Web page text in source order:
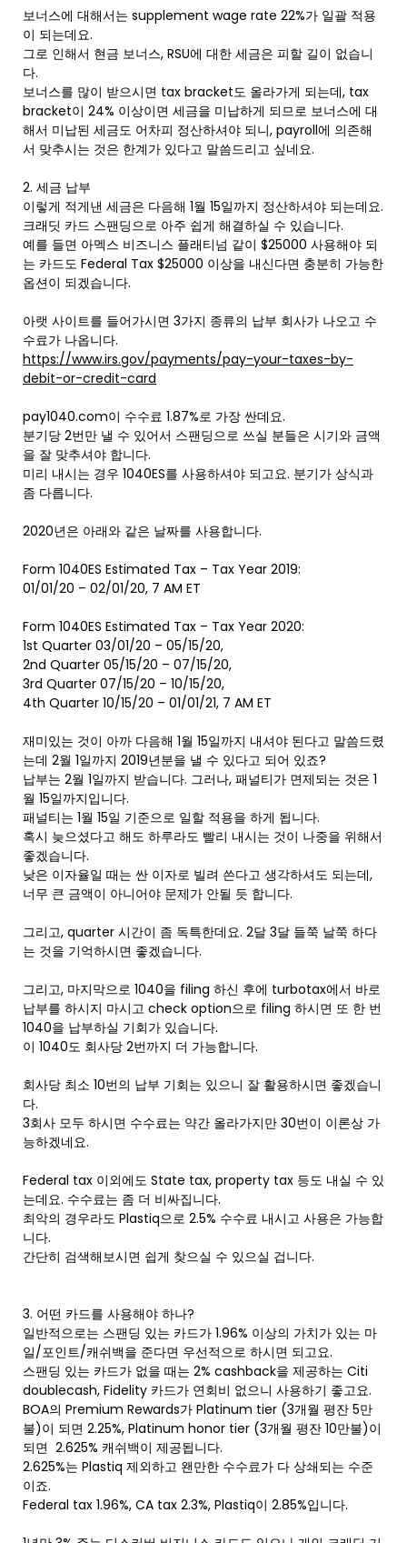
보너스에 대해서는 supplement wage rate 22%가 일괄 적용
이 되는데요.
그로 인해서 현금 보너스, RSU에 대한 세금은 피할 길이 없습니
다.
보너스를 많이 받으시면 tax bracket도 올라가게 되는데, tax
bracket이 24% 이상이면 세금을 미납하게 되므로 보너스에 대
해서 미납된 세금도 어차피 정산하셔야 되니, payroll에 의존해
서 맞추시는 것은 한계가 있다고 말씀드리고 싶네요.
2. 세금 납부
이렇게 적게낸 세금은 다음해 1월 15일까지 정산하셔야 되는데요.
크래딧 카드 스팬딩으로 아주 쉽게 해결하실 수 있습니다.
예를 들면 아멕스 비즈니스 플래티넘 같이 $25000 사용해야 되
는 카드도 Federal Tax $25000 이상을 내신다면 충분히 가능한
옵션이 되겠습니다.
아랫 사이트를 들어가시면 3가지 종류의 납부 회사가 나오고 수
수료가 나옵니다.
https://www.irs.gov/payments/pay-your-taxes-by-
debit-or-credit-card
pay1040.com이 수수료 1.87%로 가장 싼데요.
분기당 2번만 낼 수 있어서 스팬딩으로 쓰실 분들은 시기와 금액
을 잘 맞추셔야 합니다.
미리 내시는 경우 1040ES를 사용하셔야 되고요. 분기가 상식과
좀 다릅니다.
2020년은 아래와 같은 날짜를 사용합니다.
Form 1040ES Estimated Tax – Tax Year 2019:
01/01/20 – 02/01/20, 7 AM ET
Form 1040ES Estimated Tax – Tax Year 2020:
1st Quarter 03/01/20 – 05/15/20,
2nd Quarter 05/15/20 – 07/15/20,
3rd Quarter 07/15/20 – 10/15/20,
4th Quarter 10/15/20 – 01/01/21, 7 AM ET
재미있는 것이 아까 다음해 1월 15일까지 내셔야 된다고 말씀드렸
는데 2월 1일까지 2019년분을 낼 수 있다고 되어 있죠?
납부는 2월 1일까지 받습니다. 그러나, 패널티가 면제되는 것은 1
월 15일까지입니다.
패널티는 1월 15일 기준으로 일할 적용을 하게 됩니다.
혹시 늦으셨다고 해도 하루라도 빨리 내시는 것이 나중을 위해서
좋겠습니다.
낮은 이자율일 때는 싼 이자로 빌려 쓴다고 생각하셔도 되는데,
너무 큰 금액이 아니어야 문제가 안될 듯 합니다.
그리고, quarter 시간이 좀 독특한데요. 2달 3달 들쭉 날쭉 하다
는 것을 기억하시면 좋겠습니다.
그리고, 마지막으로 1040을 filing 하신 후에 turbotax에서 바로
납부를 하시지 마시고 check option으로 filing 하시면 또 한 번
1040을 납부하실 기회가 있습니다.
이 1040도 회사당 2번까지 더 가능합니다.
회사당 최소 10번의 납부 기회는 있으니 잘 활용하시면 좋겠습니
다.
3회사 모두 하시면 수수료는 약간 올라가지만 30번이 이론상 가
능하겠네요.
Federal tax 이외에도 State tax, property tax 등도 내실 수 있
는데요. 수수료는 좀 더 비싸집니다.
최악의 경우라도 Plastiq으로 2.5% 수수료 내시고 사용은 가능합
니다.
간단히 검색해보시면 쉽게 찾으실 수 있으실 겁니다.
3. 어떤 카드를 사용해야 하나?
일반적으로는 스팬딩 있는 카드가 1.96% 이상의 가치가 있는 마
일/포인트/캐쉬백을 준다면 우선적으로 하시면 되고요.
스팬딩 있는 카드가 없을 때는 2% cashback을 제공하는 Citi
doublecash, Fidelity 카드가 연회비 없으니 사용하기 좋고요.
BOA의 Premium Rewards가 Platinum tier (3개월 평잔 5만
불)이 되면 2.25%, Platinum honor tier (3개월 평잔 10만불)이
되면 2.625% 캐쉬백이 제공됩니다.
2.625%는 Plastiq 제외하고 왠만한 수수료가 다 상쇄되는 수준
이죠.
Federal tax 1.96%, CA tax 2.3%, Plastiq이 2.85%입니다.